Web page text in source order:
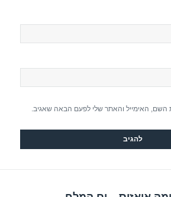
השם, האימייל והאתר שלי לפעם הבאה שאגיב.